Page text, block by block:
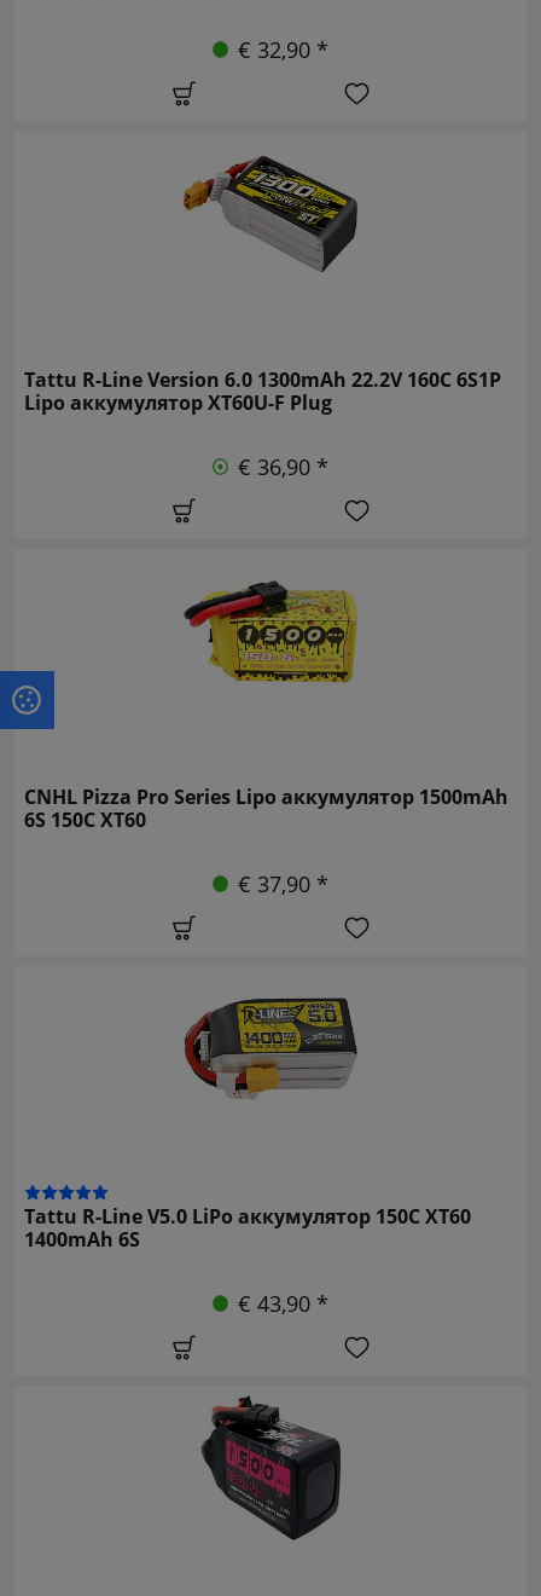
€ 32,90 *
Tattu R-Line Version 6.0 1300mAh 22.2V 160C 6S1P
Lipo аккумулятор XT60U-F Plug
€ 36,90 *
CNHL Pizza Pro Series Lipo аккумулятор 1500mAh
6S 150C XT60
€ 37,90 *
Tattu R-Line V5.0 LiPo аккумулятор 150C XT60
1400mAh 6S
€ 43,90 *